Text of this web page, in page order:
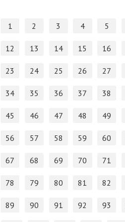
1 2 3 4 5
12 13 14 15 16
23 24 25 26 27
34 35 36 37 38
45 46 47 48 49
56 57 58 59 60
67 68 69 70 71
78 79 80 81 82
89 90 91 92 93